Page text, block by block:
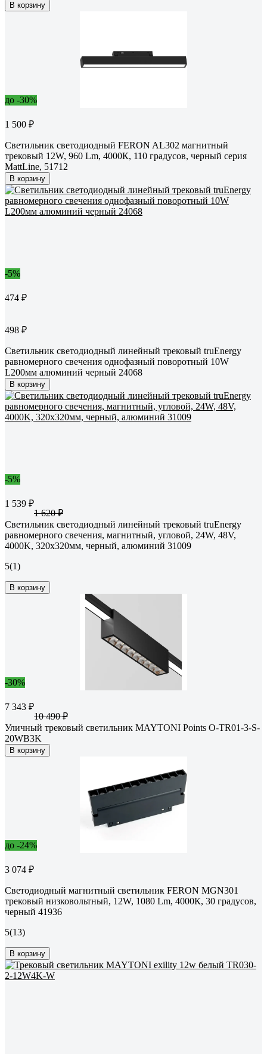
В корзину
до -30%
1 500 ₽
Светильник светодиодный FERON AL302 магнитный
трековый 12W, 960 Lm, 4000К, 110 градусов, черный серия
MattLine, 51712
В корзину
-5%
474 ₽
498 ₽
Светильник светодиодный линейный трековый truEnergy
равномерного свечения однофазный поворотный 10W
L200мм алюминий черный 24068
В корзину
-5%
1 539 ₽
1 620 ₽
Светильник светодиодный линейный трековый truEnergy
равномерного свечения, магнитный, угловой, 24W, 48V,
4000K, 320x320мм, черный, алюминий 31009
5(1)
В корзину
-30%
7 343 ₽
10 490 ₽
Уличный трековый светильник MAYTONI Points O-TR01-3-S-
20WB3K
В корзину
до -24%
3 074 ₽
Светодиодный магнитный светильник FERON MGN301
трековый низковольтный, 12W, 1080 Lm, 4000К, 30 градусов,
черный 41936
5(13)
В корзину